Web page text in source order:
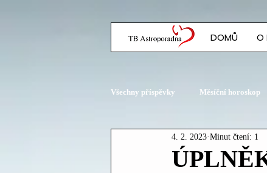
DOMŮ O
Všechny příspěvky Měsíční horoskop
Planetární konstelace
4. 2. 2023 Minut čtení: 1